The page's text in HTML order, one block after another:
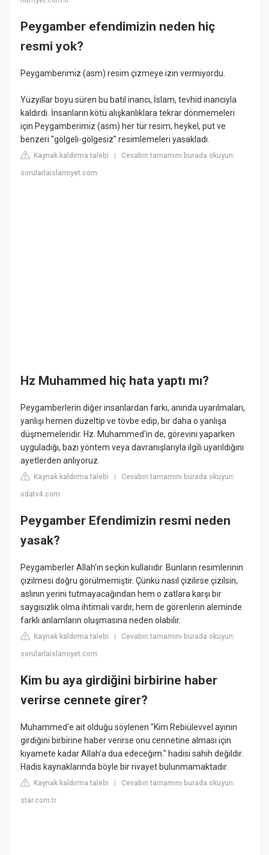
Peygamber efendimizin neden hiç
resmi yok?
Peygamberimiz (asm) resim çizmeye izin vermiyordu.
Yüzyıllar boyu süren bu batıl inancı, İslam, tevhid inancıyla
kaldırdı. İnsanların kötü alışkanlıklara tekrar dönmemeleri
için Peygamberimiz (asm) her tür resim, heykel, put ve
benzeri "gölgeli-gölgesiz" resimlemeleri yasakladı.
Kaynak kaldırma talebi |Cevabın tamamını burada okuyun:
sorularlaislamiyet.com
Hz Muhammed hiç hata yaptı mı?
Peygamberlerin diğer insanlardan farkı, anında uyarılmaları,
yanlışı hemen düzeltip ve tövbe edip, bir daha o yanlışa
düşmemeleridir. Hz. Muhammed'in de, görevini yaparken
uyguladığı, bazı yöntem veya davranışlarıyla ilgili uyarıldığını
ayetlerden anlıyoruz.
Kaynak kaldırma talebi |Cevabın tamamını burada okuyun:
odatv4.com
Peygamber Efendimizin resmi neden
yasak?
Peygamberler Allah'ın seçkin kullarıdır. Bunların resimlerinin
çizilmesi doğru görülmemiştir. Çünkü nasıl çizilirse çizilsin,
aslının yerini tutmayacağından hem o zatlara karşı bir
saygısızlık olma ihtimali vardır, hem de görenlerin aleminde
farklı anlamların oluşmasına neden olabilir.
Kaynak kaldırma talebi |Cevabın tamamını burada okuyun:
sorularlaislamiyet.com
Kim bu aya girdiğini birbirine haber
verirse cennete girer?
Muhammed'e ait olduğu söylenen "Kim Rebiülevvel ayının
girdiğini birbirine haber verirse onu cennetine alması için
kıyamete kadar Allah'a dua edeceğim." hadisi sahih değildir.
Hadis kaynaklarında böyle bir rivayet bulunmamaktadır.
Kaynak kaldırma talebi |Cevabın tamamını burada okuyun:
star.com.tr